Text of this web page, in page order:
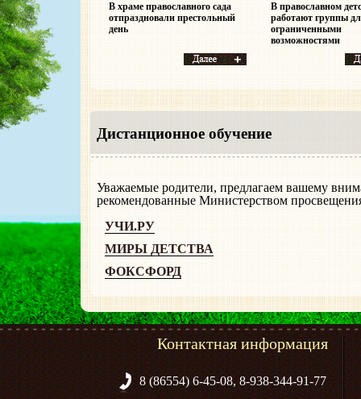
В храме православного сада
отпраздновали престольный
день
В православном
работают группы
ограниченными
возможностями
Дистанционное обучение
Уважаемые родители, предлагаем вашему
рекомендованные Министерством
УЧИ.РУ
МИРЫ ДЕТСТВА
ФОКСФОРД
Контактная информация
8 (86554) 6-45-08, 8-938-344-91-77